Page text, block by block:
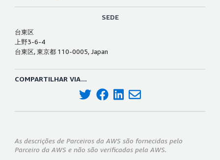
SEDE
台東区
上野3-6-4
台東区, 東京都 110-0005, Japan
COMPARTILHAR VIA...
As descrições de Parceiros da AWS são fornecidas pelo
Parceiro da AWS e não são verificadas pela AWS.